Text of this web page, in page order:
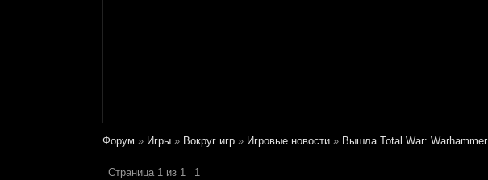
Форум » Игры » Вокруг игр » Игровые новости » Вышла Total War: Warhammer
Страница 1 из 1 1